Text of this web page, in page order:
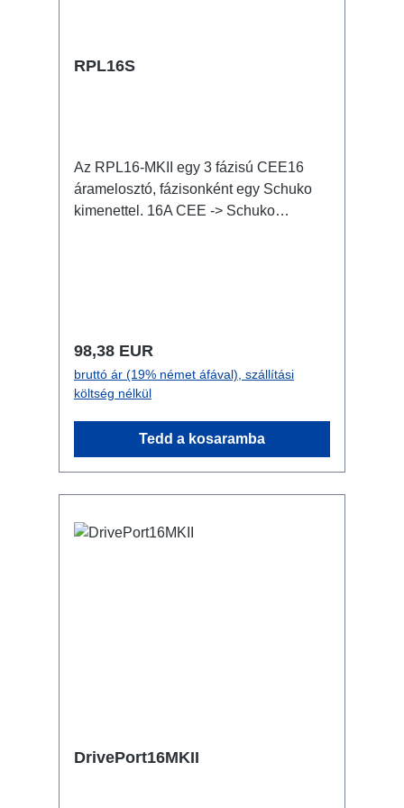
RPL16S
Az RPL16-MKII egy 3 fázisú CEE16
áramelosztó, fázisonként egy Schuko
kimenettel. 16A CEE -> Schuko
coupler, triggerclamps... számára 2x M4
csavarbefogadás kültéren használható
Csatlakozók: 1x CEE16-5p - In 3x
Through Out Műszaki adatok:
Normál ár:
98,38 EUR
bruttó ár (19% német áfával), szállítási
költség nélkül
Tedd a kosaramba
DrivePort16MKII